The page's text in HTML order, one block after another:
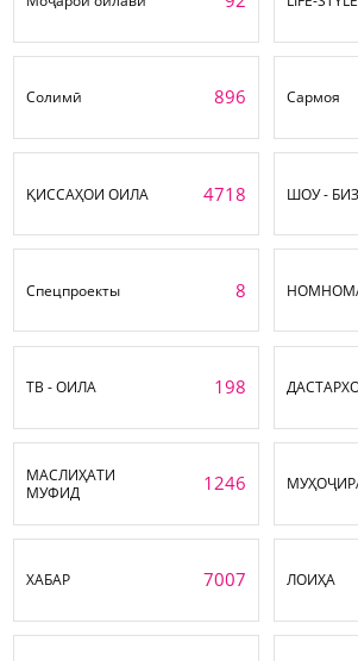
Солимӣ 896 Сармоя
ҚИССАҲОИ ОИЛА 4718 ШОУ -
Спецпроекты 8
ТВ - ОИЛА 198
МАСЛИҲАТИ
МУФИД
1246
ХАБАР 7007 ЛОИҲА